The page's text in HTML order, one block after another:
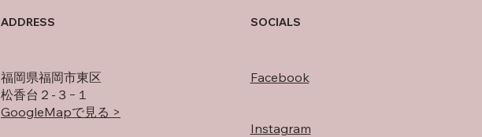
ADDRESS
福岡県福岡市東区
松香台２-３−１
GoogleMapで見る >
SOCIALS
Facebook
Instagram